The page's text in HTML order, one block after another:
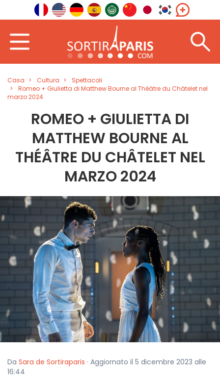
Casa Cultura
Spettacoli
Romeo + Giulietta di Matthew Bourne al Théâtre du Châtelet nel
marzo 2024
ROMEO + GIULIETTA DI
MATTHEW BOURNE AL
THÉÂTRE DU CHÂTELET NEL
MARZO 2024
Da Sara de Sortiraparis · Aggiornato il 5 dicembre 2023 alle
16:44